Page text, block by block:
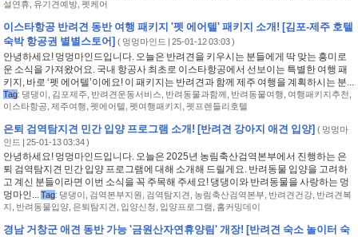
설연휴 유기견예방, 펫케어
이스타항공 반려견 동반 여행 패키지 '펫 에어텔' 패키지 소개! [김포-제주 호텔
숙박 항공권 별별스토어] ( 멍멍마인드 | 25-01-12 03:03 )
안녕하세요! 멍멍마인드입니다. 오늘은 반려견을 키우시는 분들에게 딱 맞는 흥미로
운 소식을 가져왔어요. 국내 항공사 최초로 이스타항공에서 선보이는 특별한 여행 패
키지, 바로 ‘펫 에어텔’이에요! 이 패키지는 반려견과 함께 제주 여행을 계획하시는 분...
Tag: 댕댕이 김포제주 반려견운동서비스 반려동물과함께 반려동물여행 여행패키지추천
이스타항공 제주여행 펫에어텔 펫여행패키지 펫프렌들리호텔
은퇴 검역탐지견 민간 입양 프로그램 소개! [반려견 강아지 애견 입양] ( 멍멍마
인드 | 25-01-13 03:34 )
안녕하세요! 멍멍마인드입니다. 오늘은 2025년 농림축산검역본부에서 진행하는 은
퇴 검역탐지견 민간 입양 프로그램에 대해 소개해 드릴게요. 반려동물 입양을 고려하
고 계신 분들이라면 이번 소식을 꼭 주목해 주세요! 댕댕이와 반려동물을 사랑하는 멍
멍마인...Tag: 댕댕이 검역본부지원 검역탐지견 농림축산검역본부 반려견건강, 반려견복
지 반려동물입양, 은퇴탐지견 입양신청 입양프로그램 홈커밍데이
경남 거창군 애견 동반 가능 '금원산자연휴양림' 개장! [반려견 숙소 놀이터 숙